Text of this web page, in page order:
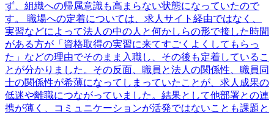
ず、組織への帰属意識も⾼まらない状態になっていたので
す。 職場への定着については、求⼈サイト経由ではなく、
実習などによって法⼈の中の⼈と何かしらの形で接した時間
がある⽅が「資格取得の実習に来てすごくよくしてもらっ
た」などの理由でそのまま⼊職し、その後も定着しているこ
とが分かりました。その反⾯、職員と法⼈の関係性、職員同
⼠の関係性が希薄になってしまっていたことが、求⼈成果の
低迷や離職につながっていました。結果として他部署との連
携が薄く、コミュニケーションが活発ではないことも課題と